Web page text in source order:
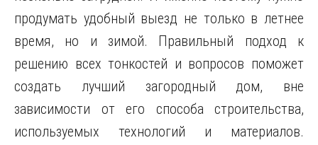
продумать удобный выезд не только в летнее
время, но и зимой. Правильный подход к
решению всех тонкостей и вопросов поможет
создать лучший загородный дом, вне
зависимости от его способа строительства,
используемых технологий и материалов.